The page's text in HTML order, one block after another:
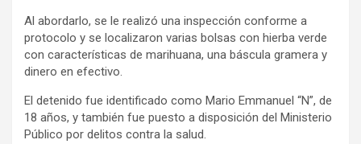
Al abordarlo, se le realizó una inspección conforme a
protocolo y se localizaron varias bolsas con hierba verde
con características de marihuana, una báscula gramera y
dinero en efectivo.
El detenido fue identificado como Mario Emmanuel “N”, de
18 años, y también fue puesto a disposición del Ministerio
Público por delitos contra la salud.